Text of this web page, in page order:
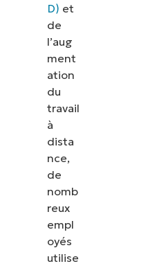
tous vos
Plus de
D) et
de
l’aug
ment
ation
du
travail
à
dista
nce,
de
nomb
reux
empl
oyés
utilise